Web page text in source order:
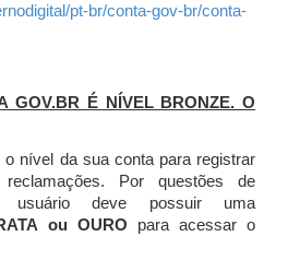
pt-br/conta-gov-br/conta-
GOV.BR É NÍVEL BRONZE. O
o nível da sua conta para registrar
Por questões de
usuário deve possuir uma
ou OURO para acessar o